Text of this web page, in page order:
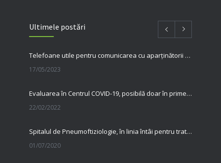
Ultimele postări
Telefoane utile pentru comunicarea cu aparținătorii pacienților internați în spitalul nostru
17/05/2023
Evaluarea în Centrul COVID-19, posibilă doar în primele 5 zile de la pozitivare
22/02/2022
Spitalul de Pneumoftiziologie, în linia întâi pentru tratarea pacienților cu Covid
01/07/2020